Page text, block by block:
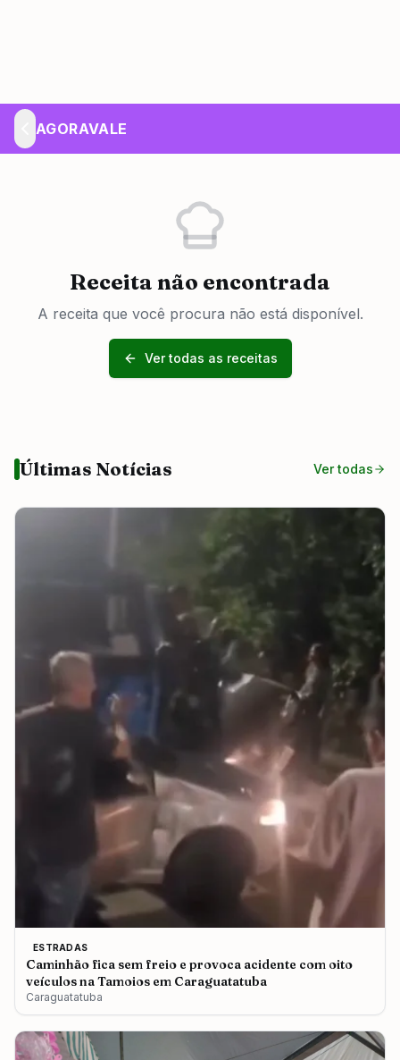
AGORAVALE
Receita não encontrada
A receita que você procura não está disponível.
Ver todas as receitas
Últimas Notícias Ver todas
ESTRADAS
Caminhão fica sem freio e provoca acidente com oito
veículos na Tamoios em Caraguatatuba
Caraguatatuba